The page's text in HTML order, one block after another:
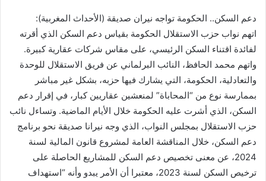
دعم السكن.. الحكومة تواجه نيران صديقة (الأحداث المغربية):
اتهم نواب حزب الاستقلال الحكومة بقياس دعم السكن الذي أقرته
لفائدة اقتناء السكن الرئيسي، على مقاس شركات عقارية كبيرة.
واتهم محمد الحافظ، النائب البرلماني عن فريق الاستقلال للوحدة
والتعادلية، الحكومة، التي يشارك فيها حزبه، بشكل غير مباشر
بممارسة نوع من “المحاباة” لمنعشين عقاريين كبار، في إقرار دعم
السكن، الذي أشرت عليه الحكومة خلال الأيام الماضية. وتساءل نائب
حزب الاستقلال بمجلس النواب، الذي وجه نیرانا صديقة نحو برنامج
دعم السكن، خلال المناقشة العامة لمشروع قانون المالية لسنة
2024، عن معنى تخصيص دعم السكن للمشاريع الحاصلة على
ترخيص السكن لسنة 2023، معتبرا أن الأمر يبدو وأنه “استهداف